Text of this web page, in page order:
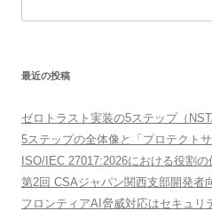
索:
最近の投稿
ゼロトラスト実装の5ステップ（
5ステップの全体像と「プロテクトサ
ISO/IEC 27017:2026における役割
第2回 CSAジャパン関西支部開発者
フロンティアAI脅威対応はセキュリ